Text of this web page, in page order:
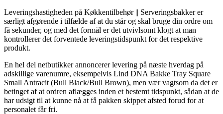
Leveringshastigheden på Køkkentilbehør || Serveringsbakker er
særligt afgørende i tilfælde af at du står og skal bruge din ordre om
få sekunder, og med det formål er det utvivlsomt klogt at man
kontrollerer det forventede leveringstidspunkt for det respektive
produkt.
En hel del netbutikker annoncerer levering på næste hverdag på
adskillige varenumre, eksempelvis Lind DNA Bakke Tray Square
Small Antracit (Bull Black/Bull Brown), men vær vagtsom da det er
betinget af at ordren aflægges inden et bestemt tidspunkt, sådan at de
har udsigt til at kunne nå at få pakken skippet afsted forud for at
personalet får fri.